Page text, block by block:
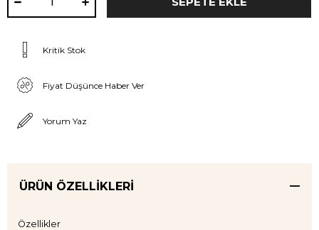
Kritik Stok
Fiyat Düşünce Haber Ver
Yorum Yaz
ÜRÜN ÖZELLIKLERI
Özellikler